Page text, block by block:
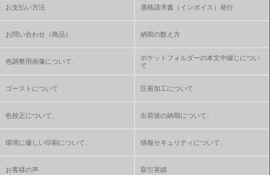
お支払い方法 適格請求書（インボイス）発行
お問い合わせ（商品） 納期の数え方
色調整用画像について、
ポケットフォルダーの本文中綴じについ
て
ゴーストについて 圧着加工について
色校正について、 出荷後の納期について、
環境に優しい印刷について、 情報セキュリティについて、
お客様の声 取引実績